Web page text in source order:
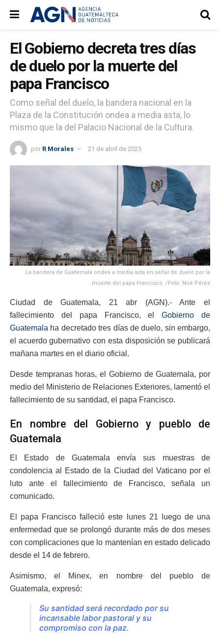
El Gobierno decreta tres días
de duelo por la muerte del
papa Francisco
Como señal del duelo, la bandera nacional en la
Plaza de la Constitución ondea a media asta, lo
mismo que la del Palacio Nacional de la Cultura.
por R Morales 21 de abril de 2025
La bandera de Guatemala ondea a media asta en señal de duelo por la
muerte del papa Francisco. /Foto: Noé Pérez
Ciudad de Guatemala, 21 abr (AGN).- Ante el
fallecimiento del papa Francisco, elGobierno de
Guatemala ha decretado tres días de duelo, sin embargo,
el acuerdo gubernativo con esta disposición se publicará
mañana martes en el diario oficial.
Desde tempranas horas, el Gobierno de Guatemala, por
medio del Ministerio de Relaciones Exteriores, lamentó el
fallecimiento de su santidad, el papa Francisco.
En nombre del Gobierno y pueblo de
Guatemala
El Estado de Guatemala envía sus muestras de
condolencia al Estado de la Ciudad del Vaticano por el
luto ante el fallecimiento de Francisco, señala un
comunicado.
El papa Francisco falleció este lunes 21 luego de una
enfermedad que se prolongó durante más de dos meses
con complicaciones que lo mantenían en estado delicado
desde el 14 de febrero.
Asimismo, el Minex, en nombre del pueblo de
Guatemala, expresó:
Su santidad será recordado por su
incansable labor pastoral y su
compromiso con la paz.